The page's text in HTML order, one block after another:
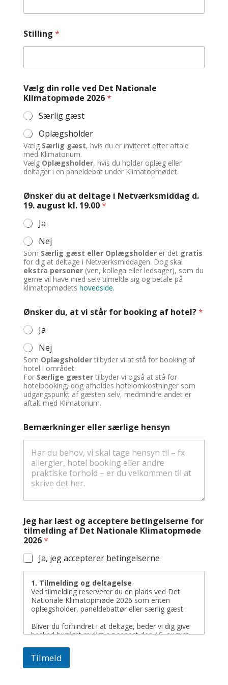
Stilling *
Vælg din rolle ved Det Nationale
Klimatopmøde 2026*
Særlig gæst
Oplægsholder
Vælg Særlig gæst, hvis du er inviteret efter aftale
med Klimatorium.
Vælg Oplægsholder, hvis du holder oplæg eller
deltager i en paneldebat under Klimatopmødet.
Ønsker du at deltage i Netværksmiddag d.
19. august kl. 19.00*
Ja
Nej
Som Særlig gæst eller Oplægsholderer det gratis
for dig at deltage i Netværksmiddagen. Dog skal
ekstra personer(ven, kollega eller ledsager), som du
gerne vil have med selv tilmelde sig og betale på
klimatopmødets hovedside.
Ønsker du, at vi står for booking af hotel?*
Ja
Nej
Som Oplægsholdertilbyder vi at stå for booking af
hotel i området.
For Særlige gæstertilbyder vi også at stå for
hotelbooking, dog afholdes hotelomkostninger som
udgangspunkt af gæsten selv, medmindre andet er
aftalt med Klimatorium.
Bemærkninger eller særlige hensyn
Jeg har læst og acceptere betingelserne for
tilmelding af Det Nationale Klimatopmøde
2026*
Ja, jeg accepterer betingelserne
1. Tilmelding og deltagelse
Ved tilmelding reserverer du en plads ved Det
Nationale Klimatopmøde 2026 som enten
oplægsholder, paneldebattør eller særlig gæst.
Bliver du forhindret i at deltage, beder vi dig give
besked hurtigst muligt og senest den 15. august
Dette er vigtigt af hensyn til planlægning,
forplejning og program.
Tilmeld